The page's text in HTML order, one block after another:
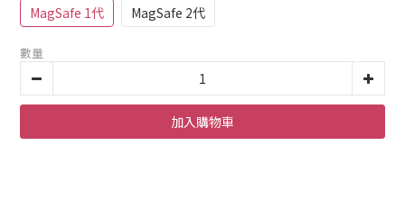
MagSafe 1代 MagSafe 2代
數量
加入購物車